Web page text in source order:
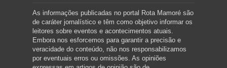
As informações publicadas no portal Rota Mamoré são
de caráter jornalístico e têm como objetivo informar os
leitores sobre eventos e acontecimentos atuais.
Embora nos esforcemos para garantir a precisão e
veracidade do conteúdo, não nos responsabilizamos
por eventuais erros ou omissões. As opiniões